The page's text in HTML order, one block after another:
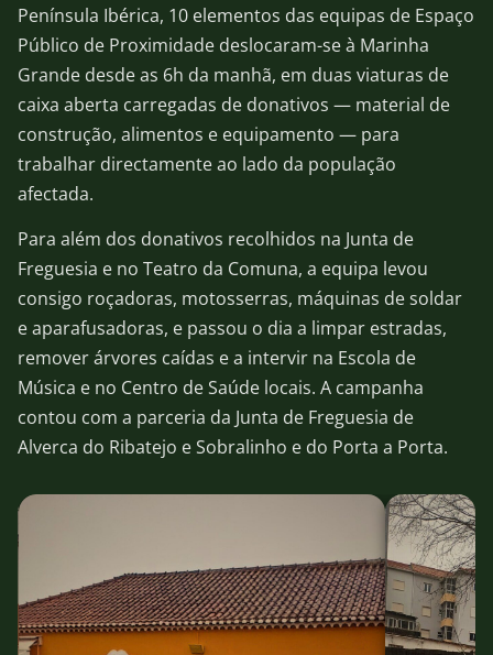
Península Ibérica, 10 elementos das equipas de Espaço
Público de Proximidade deslocaram-se à Marinha
Grande desde as 6h da manhã, em duas viaturas de
caixa aberta carregadas de donativos — material de
construção, alimentos e equipamento — para
trabalhar directamente ao lado da população
afectada.
Para além dos donativos recolhidos na Junta de
Freguesia e no Teatro da Comuna, a equipa levou
consigo roçadoras, motosserras, máquinas de soldar
e aparafusadoras, e passou o dia a limpar estradas,
remover árvores caídas e a intervir na Escola de
Música e no Centro de Saúde locais. A campanha
contou com a parceria da Junta de Freguesia de
Alverca do Ribatejo e Sobralinho e do Porta a Porta.